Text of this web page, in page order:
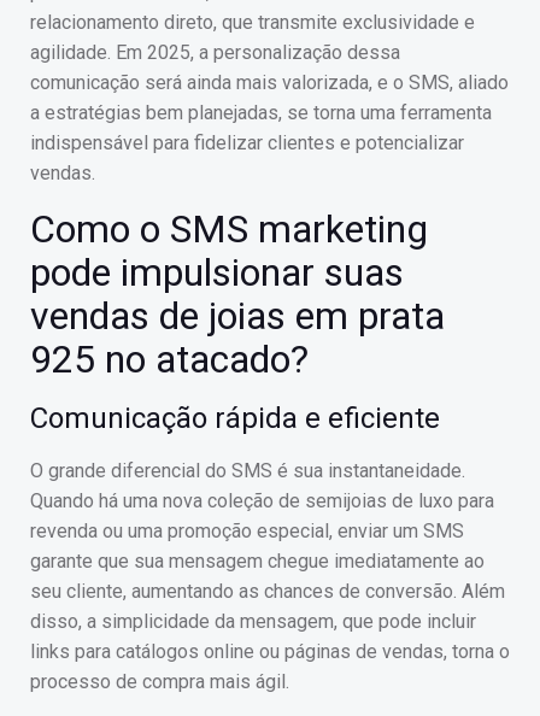
relacionamento direto, que transmite exclusividade e
agilidade. Em 2025, a personalização dessa
comunicação será ainda mais valorizada, e o SMS, aliado
a estratégias bem planejadas, se torna uma ferramenta
indispensável para fidelizar clientes e potencializar
vendas.
Como o SMS marketing
pode impulsionar suas
vendas de joias em prata
925 no atacado?
Comunicação rápida e eficiente
O grande diferencial do SMS é sua instantaneidade.
Quando há uma nova coleção de semijoias de luxo para
revenda ou uma promoção especial, enviar um SMS
garante que sua mensagem chegue imediatamente ao
seu cliente, aumentando as chances de conversão. Além
disso, a simplicidade da mensagem, que pode incluir
links para catálogos online ou páginas de vendas, torna o
processo de compra mais ágil.